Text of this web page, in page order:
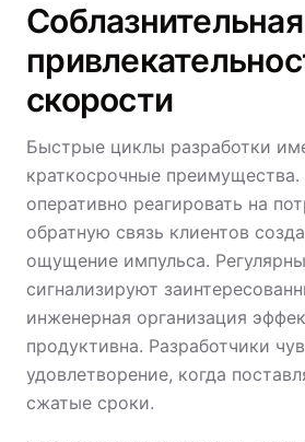
Соблазнительная
скорости
Быстрые циклы разработки
краткосрочные преимущества.
оперативно реагировать на
обратную связь клиентов
ощущение импульса.
сигнализируют
инженерная организация
продуктивна. Разработчики
удовлетворение, когда
сжатые сроки.